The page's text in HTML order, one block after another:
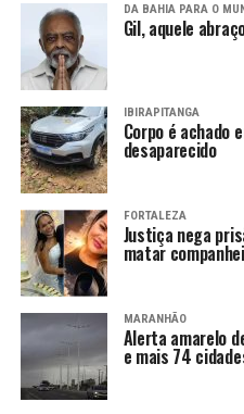
DA BAHIA PARA O
Gil, aquele
IBIRAPITANGA
Corpo é achado
desaparecido
FORTALEZA
Justiça nega
matar
MARANHÃO
Alerta amarelo
e mais 74